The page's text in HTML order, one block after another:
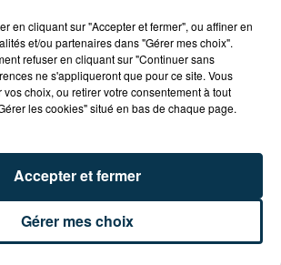
ET TENANT DES
UN FESTIVALIER A...
en cliquant sur "Accepter et fermer", ou affiner en
et/ou partenaires dans "Gérer mes choix".
refuser en cliquant sur "Continuer sans
ne s'appliqueront que pour ce site. Vous
choix, ou retirer votre consentement à tout
les cookies" situé en bas de chaque page.
Gérer mes choix
Accepter et fermer